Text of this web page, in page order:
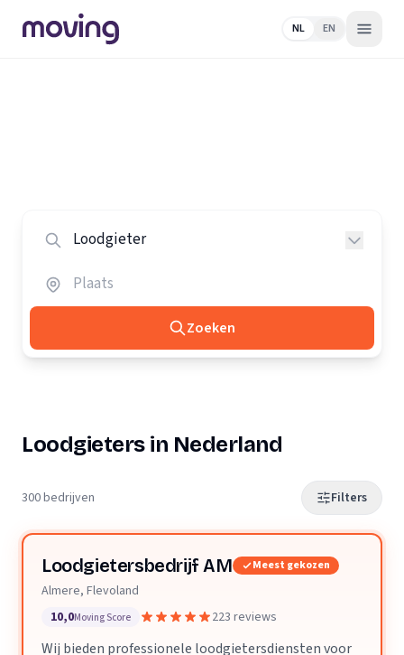
NL EN
Zoeken
Loodgieters in Nederland
300 bedrijven Filters
Loodgietersbedrijf AM Meest gekozen
Almere, Flevoland
10,0Moving Score 223 reviews
Wij bieden professionele loodgietersdiensten voor